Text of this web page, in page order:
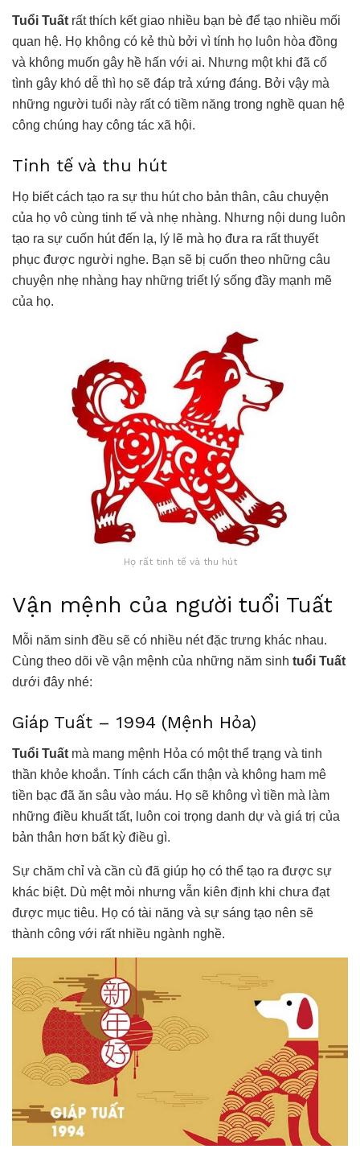
Tuổi Tuất rất thích kết giao nhiều bạn bè để tạo nhiều mối
quan hệ. Họ không có kẻ thù bởi vì tính họ luôn hòa đồng
và không muốn gây hề hấn với ai. Nhưng một khi đã cố
tình gây khó dễ thì họ sẽ đáp trả xứng đáng. Bởi vậy mà
những người tuổi này rất có tiềm năng trong nghề quan hệ
công chúng hay công tác xã hội.
Tinh tế và thu hút
Họ biết cách tạo ra sự thu hút cho bản thân, câu chuyện
của họ vô cùng tinh tế và nhẹ nhàng. Nhưng nội dung luôn
tạo ra sự cuốn hút đến lạ, lý lẽ mà họ đưa ra rất thuyết
phục được người nghe. Bạn sẽ bị cuốn theo những câu
chuyện nhẹ nhàng hay những triết lý sống đầy mạnh mẽ
của họ.
Họ rất tinh tế và thu hút
Vận mệnh của người tuổi Tuất
Mỗi năm sinh đều sẽ có nhiều nét đặc trưng khác nhau.
Cùng theo dõi về vận mệnh của những năm sinh tuổi Tuất
dưới đây nhé:
Giáp Tuất – 1994 (Mệnh Hỏa)
Tuổi Tuất mà mang mệnh Hỏa có một thể trạng và tinh
thần khỏe khoắn. Tính cách cẩn thận và không ham mê
tiền bạc đã ăn sâu vào máu. Họ sẽ không vì tiền mà làm
những điều khuất tất, luôn coi trọng danh dự và giá trị của
bản thân hơn bất kỳ điều gì.
Sự chăm chỉ và cần cù đã giúp họ có thể tạo ra được sự
khác biệt. Dù mệt mỏi nhưng vẫn kiên định khi chưa đạt
được mục tiêu. Họ có tài năng và sự sáng tạo nên sẽ
thành công với rất nhiều ngành nghề.